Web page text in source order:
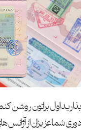
بذارید اول براتون روشن
دوری شما عزیزان از